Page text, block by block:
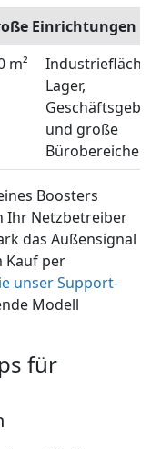
Einrichtungen
m²
Lager,
und große
Bürobereiche
Boosters
Ihr Netzbetreiber
das Außensignal
Kauf per
unser Support-
Modell
für